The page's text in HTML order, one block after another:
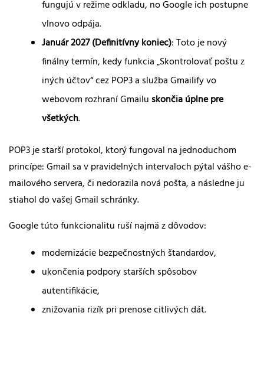
fungujú v režime odkladu, no Google ich postupne
vlnovo odpája.
Január 2027 (Definitívny koniec): Toto je nový
finálny termín, kedy funkcia „Skontrolovať poštu z
iných účtov“ cez POP3 a služba Gmailify vo
webovom rozhraní Gmailu skončia úplne pre
všetkých.
POP3 je starší protokol, ktorý fungoval na jednoduchom
princípe: Gmail sa v pravidelných intervaloch pýtal vášho e-
mailového servera, či nedorazila nová pošta, a následne ju
stiahol do vašej Gmail schránky.
Google túto funkcionalitu ruší najmä z dôvodov:
modernizácie bezpečnostných štandardov,
ukončenia podpory starších spôsobov
autentifikácie,
znižovania rizík pri prenose citlivých dát.